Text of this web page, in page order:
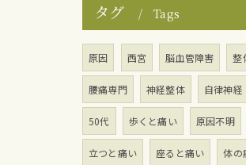
タグ Tags
原因 西宮 脳血管障害 整
腰痛専門 神経整体 自律神経
50代 歩くと痛い 原因不明
立つと痛い 座ると痛い 体の